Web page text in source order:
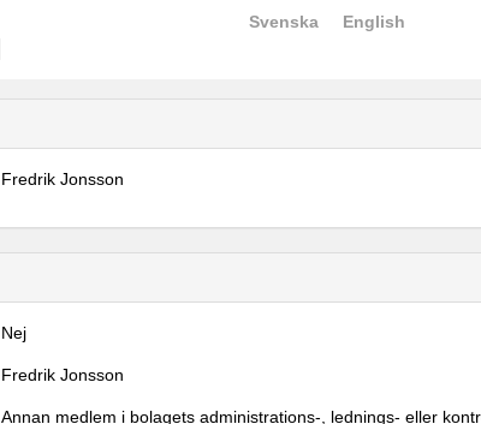
Svenska English
Fredrik Jonsson
Nej
Fredrik Jonsson
Annan medlem i bolagets administrations-, lednings- eller